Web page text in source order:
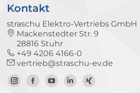
Kontakt
straschu Elektro-Vertriebs GmbH
Mackenstedter Str. 9
28816 Stuhr
+49 4206 4166-0
vertrieb@straschu-ev.de
ZumZur
ZumZumZum